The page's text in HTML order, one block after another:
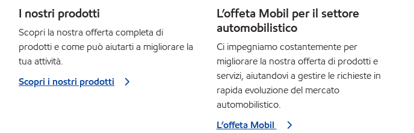
I nostri prodotti
Scopri la nostra offerta completa di
prodotti e come può aiutarti a migliorare la
tua attività.
Scopri i nostri prodotti
L’offeta Mobil per il settore
automobilistico
Ci impegniamo costantemente per
migliorare la nostra offerta di prodotti e
servizi, aiutandovi a gestire le richieste in
rapida evoluzione del mercato
automobilistico.
L’offeta Mobil